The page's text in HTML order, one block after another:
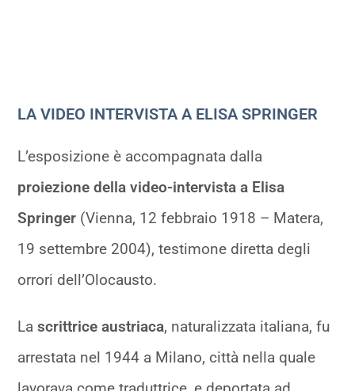
LA VIDEO INTERVISTA A ELISA SPRINGER
L’esposizione è accompagnata dalla
proiezione della video-intervista a Elisa
Springer (Vienna, 12 febbraio 1918 – Matera,
19 settembre 2004), testimone diretta degli
orrori dell’Olocausto.
Lascrittrice austriaca, naturalizzata italiana, fu
arrestata nel 1944 a Milano, città nella quale